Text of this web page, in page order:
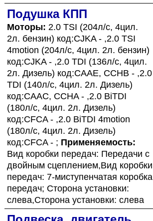
Подушка КПП
Моторы: 2.0 TSI (204л/с, 4цил.
2л. бензин) код:CJKA - ,2.0 TSI
4motion (204л/с, 4цил. 2л. бензин)
код:CJKA - ,2.0 TDI (136л/с, 4цил.
2л. Дизель) код:CAAE, CCHB - ,2.0
TDI (140л/с, 4цил. 2л. Дизель)
код:CAAC, CCHA - ,2.0 BiTDI
(180л/с, 4цил. 2л. Дизель)
код:CFCA - ,2.0 BiTDI 4motion
(180л/с, 4цил. 2л. Дизель)
код:CFCA - ; Применяемость:
Вид коробки передач: Передачи с
двойным сцеплением,Вид коробки
передач: 7-миступенчатая коробка
передач; Сторона установки:
слева,Сторона установки: слева